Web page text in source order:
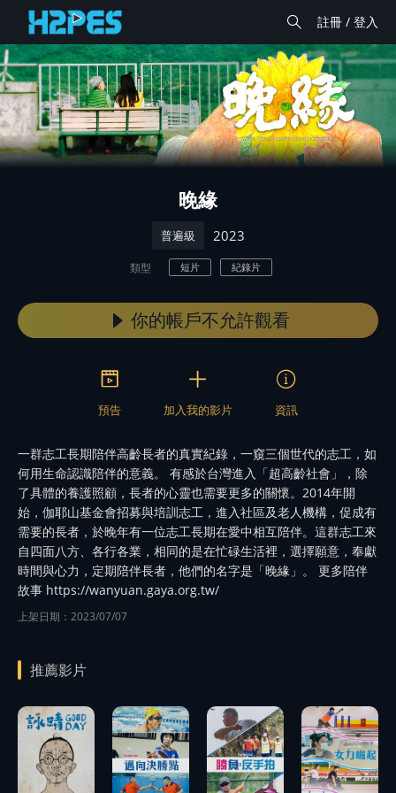
註冊 / 登入
晚緣
普遍級 2023
類型 短片 紀錄片
你的帳戶不允許觀看
預告 加入我的影片 資訊
一群志工長期陪伴高齡長者的真實紀錄，一窺三個世代的志工，如
何用生命認識陪伴的意義。 有感於台灣進入「超高齡社會」，除
了具體的養護照顧，長者的心靈也需要更多的關懷。2014年開
始，伽耶山基金會招募與培訓志工，進入社區及老人機構，促成有
需要的長者，於晚年有一位志工長期在愛中相互陪伴。這群志工來
自四面八方、各行各業，相同的是在忙碌生活裡，選擇願意，奉獻
時間與心力，定期陪伴長者，他們的名字是「晚緣」。 更多陪伴
故事 https://wanyuan.gaya.org.tw/
上架日期：2023/07/07
推薦影片
播
放